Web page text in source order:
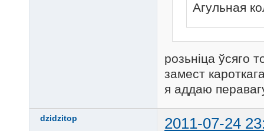
Агульная
розьніца ўсяго
замест
я аддаю
dzidzitop 2011-07-24